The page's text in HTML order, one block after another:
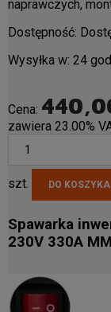
naprawczych,
Dostępność:
Wysyłka w: 24
Cena:
zawiera 23.00%
szt. DO KOSZYKA
Spawarka
230V 330A